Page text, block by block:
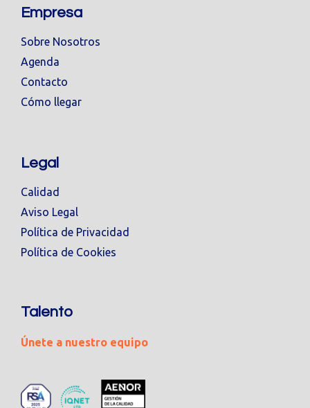
Empresa
Sobre Nosotros
Agenda
Contacto
Cómo llegar
Legal
Calidad
Aviso Legal
Política de Privacidad
Política de Cookies
Talento
Únete a nuestro equipo